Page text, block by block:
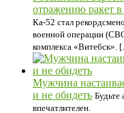
отражению ракет
Ка-52 стал
военной операции
комплекса «Витебск».
Мужчина
и не обидеть
впечатлителен.